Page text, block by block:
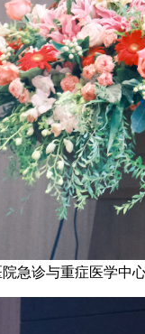
急诊与重症医学中